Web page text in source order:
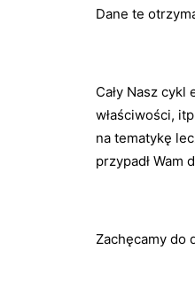
Dane te
Cały Nasz
właściwości,
na tematykę
przypadł Wam
Zachęcamy do